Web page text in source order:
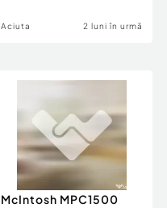
Aciuta 2 luni în urmă
McIntosh MPC1500